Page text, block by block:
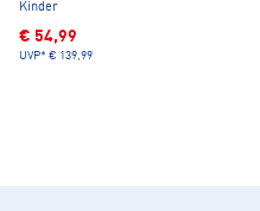
Kinder
€ 54,99
UVP* € 139,99